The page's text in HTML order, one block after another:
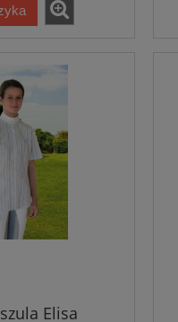
Elisa